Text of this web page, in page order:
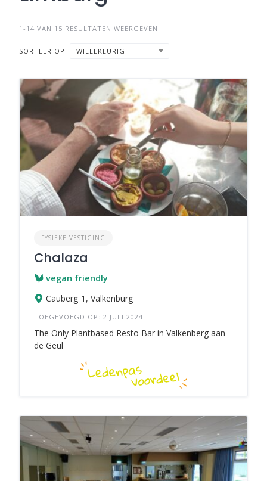
1-14 VAN 15 RESULTATEN WEERGEVEN
SORTEER OP WILLEKEURIG
FYSIEKE VESTIGING
Chalaza
vegan friendly
Cauberg 1, Valkenburg
TOEGEVOEGD OP: 2 JULI 2024
The Only Plantbased Resto Bar in Valkenberg aan
de Geul